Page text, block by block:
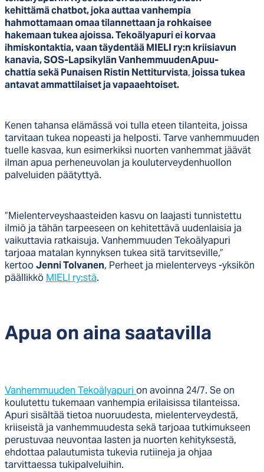
kehittämä chatbot, joka auttaa vanhempia
hahmottamaan omaa tilannettaan ja rohkaisee
hakemaan tukea ajoissa. Tekoälyapuri ei korvaa
ihmiskontaktia, vaan täydentää MIELI ry:n kriisiavun
kanavia, SOS-Lapsikylän VanhemmuudenApuu-
chattia sekä Punaisen Ristin Nettiturvista,joissa tukea
antavat ammattilaiset ja vapaaehtoiset.
Kenen tahansa elämässä voi tulla eteen tilanteita, joissa
tarvitaan tukea nopeasti ja helposti. Tarve vanhemmuuden
tuelle kasvaa, kun esimerkiksi nuorten vanhemmat jäävät
ilman apua perheneuvolan ja kouluterveydenhuollon
palveluiden päätyttyä.
”Mielenterveyshaasteiden kasvu on laajasti tunnistettu
ilmiö ja tähän tarpeeseen on kehitettävä uudenlaisia ja
vaikuttavia ratkaisuja. Vanhemmuuden Tekoälyapuri
tarjoaa matalan kynnyksen tukea sitä tarvitseville,”
kertooJenni Tolvanen, Perheet ja mielenterveys -yksikön
päällikkö MIELI ry:stä.
Apua on ai­na saa­ta­vil­la
Vanhemmuuden Tekoälyapuri on avoinna 24/7. Se on
koulutettu tukemaan vanhempia erilaisissa tilanteissa.
Apuri sisältää tietoa nuoruudesta, mielenterveydestä,
kriiseistä ja vanhemmuudesta sekä tarjoaa tutkimukseen
perustuvaa neuvontaa lasten ja nuorten kehityksestä,
ehdottaa palautumista tukevia rutiineja ja ohjaa
tarvittaessa tukipalveluihin.